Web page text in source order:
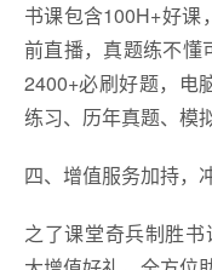
书课包含100H+好课
前直播，真题练不懂
2400+必刷好题，电
练习、历年真题、模
四、增值服务加持，
之了课堂奇兵制胜